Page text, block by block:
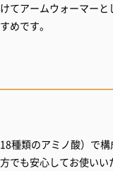
てアームウォーマー
めです。
種類のアミノ酸）で
でも安心してお使いい